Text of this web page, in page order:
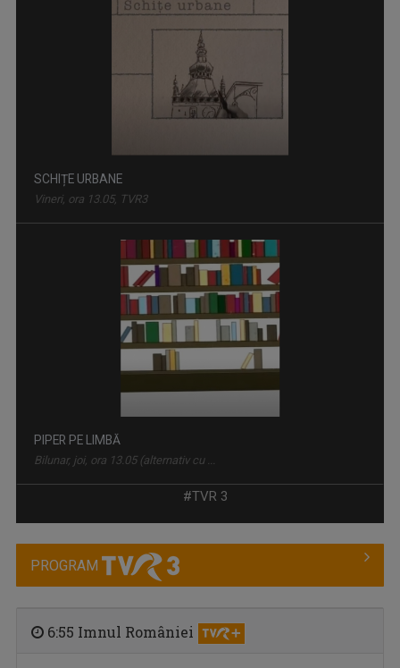
SCHIȚE URBANE
Vineri, ora 13.05, TVR3
PIPER PE LIMBĂ
Bilunar, joi, ora 13.05 (alternativ cu ...
#TVR 3
PROGRAM
6:55 Imnul României